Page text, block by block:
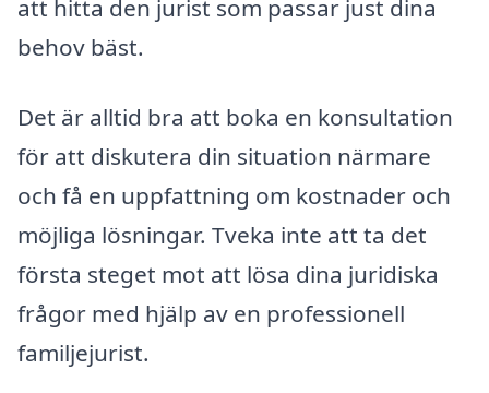
att hitta den jurist som passar just dina
behov bäst.
Det är alltid bra att boka en konsultation
för att diskutera din situation närmare
och få en uppfattning om kostnader och
möjliga lösningar. Tveka inte att ta det
första steget mot att lösa dina juridiska
frågor med hjälp av en professionell
familjejurist.